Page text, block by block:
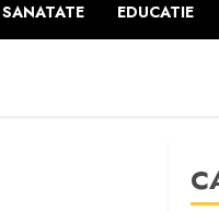
SANATATE EDUCATIE